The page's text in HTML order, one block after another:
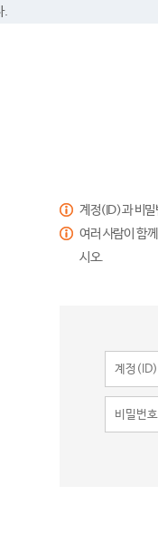
.
계정(ID)과 비밀
여러 사람이 함
시오.